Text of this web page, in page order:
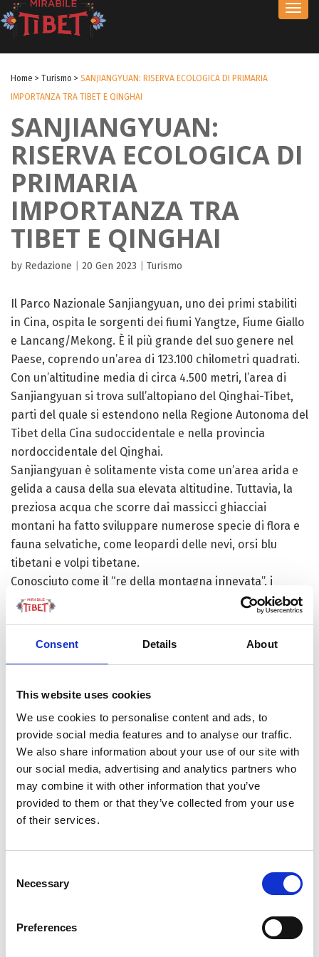
Consent Details About
This website uses cookies
We use cookies to personalise content and ads, to
provide social media features and to analyse our traffic.
We also share information about your use of our site with
our social media, advertising and analytics partners who
may combine it with other information that you’ve
provided to them or that they’ve collected from your use
of their services.
Selection
Necessary
Preferences
Home > Turismo > SANJIANGYUAN: RISERVA ECOLOGICA DI PRIMARIA
IMPORTANZA TRA TIBET E QINGHAI
SANJIANGYUAN:
RISERVA ECOLOGICA DI
PRIMARIA
IMPORTANZA TRA
TIBET E QINGHAI
by Redazione 20 Gen 2023 Turismo
Il Parco Nazionale Sanjiangyuan, uno dei primi stabiliti
in Cina, ospita le sorgenti dei fiumi Yangtze, Fiume Giallo
e Lancang/Mekong. È il più grande del suo genere nel
Paese, coprendo un’area di 123.100 chilometri quadrati.
Con un’altitudine media di circa 4.500 metri, l’area di
Sanjiangyuan si trova sull’altopiano del Qinghai-Tibet,
parti del quale si estendono nella Regione Autonoma del
Tibet della Cina sudoccidentale e nella provincia
nordoccidentale del Qinghai.
Sanjiangyuan è solitamente vista come un’area arida e
gelida a causa della sua elevata altitudine. Tuttavia, la
preziosa acqua che scorre dai massicci ghiacciai
montani ha fatto sviluppare numerose specie di flora e
fauna selvatiche, come leopardi delle nevi, orsi blu
tibetani e volpi tibetane.
Conosciuto come il “re della montagna innevata”, i
leopardi delle nevi vivono generalmente tra le nude
rocce della montagna e lungo il limite delle nevi. Sono
animali estremamente cauti tanto che le persone
100.000 immagini scattate da telecamere a infrarossi
nell’area di Sanjiangyuan. La telecamera ha anche
registrato molte scene di leopardi delle nevi adulti che
si prendono cura dei propri cuccioli.
L’orso blu tibetano è una sottospecie di orso bruno,
raramente avvistato in natura. L’orso è nero con una
sfumatura di blu e caratterizzato da un iconico collare
bianco intorno al collo. Con i continui sforzi per la
dell’orso grazie a droni e a telecamere nascoste
Oltre ai due potenti e riservati predatori, la volpe
tibetana è un’altra specie che si incontra raramente. Le